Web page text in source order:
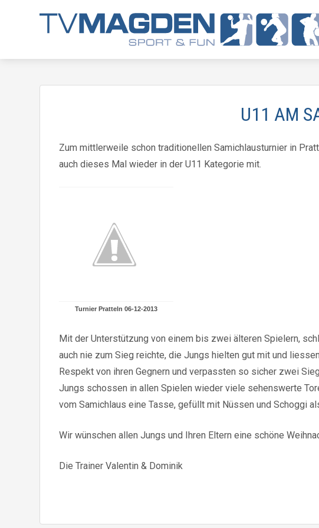
U11 AM
Zum mittlerweile schon traditionellen Samichlausturnier in
auch dieses Mal wieder in der U11 Kategorie mit.
Turnier Pratteln 06-12-2013
Mit der Unterstützung von einem bis zwei älteren Spielern,
auch nie zum Sieg reichte, die Jungs hielten gut mit und
Respekt von ihren Gegnern und verpassten so sicher zwei
Jungs schossen in allen Spielen wieder viele sehenswerte
vom Samichlaus eine Tasse, gefüllt mit Nüssen und Schoggi
Wir wünschen allen Jungs und Ihren Eltern eine schöne
Die Trainer Valentin & Dominik